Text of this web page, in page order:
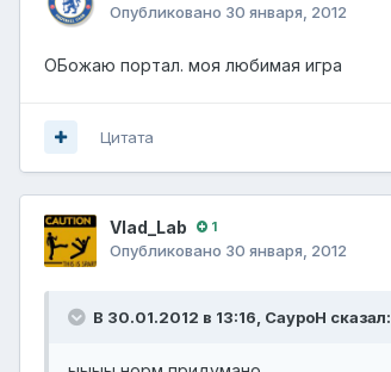
Опубликовано 30 января, 2012
ОБожаю портал. моя любимая игра
Цитата
Vlad_Lab 1
Опубликовано 30 января, 2012
В 30.01.2012 в 13:16, СауроН сказал: